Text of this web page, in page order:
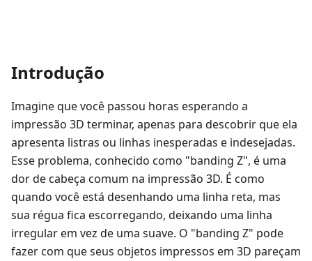
Introdução
Imagine que você passou horas esperando a
impressão 3D terminar, apenas para descobrir que ela
apresenta listras ou linhas inesperadas e indesejadas.
Esse problema, conhecido como "banding Z", é uma
dor de cabeça comum na impressão 3D. É como
quando você está desenhando uma linha reta, mas
sua régua fica escorregando, deixando uma linha
irregular em vez de uma suave. O "banding Z" pode
fazer com que seus objetos impressos em 3D pareçam